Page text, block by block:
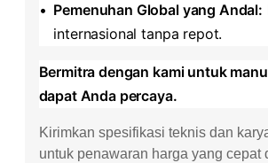
• ​Pemenuhan Global yang Andal:​
internasional tanpa repot.
​Bermitra dengan kami untuk
dapat Anda percaya.​
Kirimkan spesifikasi teknis dan
untuk penawaran harga yang cepat